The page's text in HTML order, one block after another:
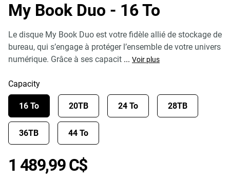
My Book Duo - 16 To
Le disque My Book Duo est votre fidèle allié de stockage de
bureau, qui s’engage à protéger l’ensemble de votre univers
numérique. Grâce à ses capacit ... Voir plus
Capacity
16 To 20TB 24 To 28TB
36TB 44 To
1 489,99 C$Price 1 489,99 C$